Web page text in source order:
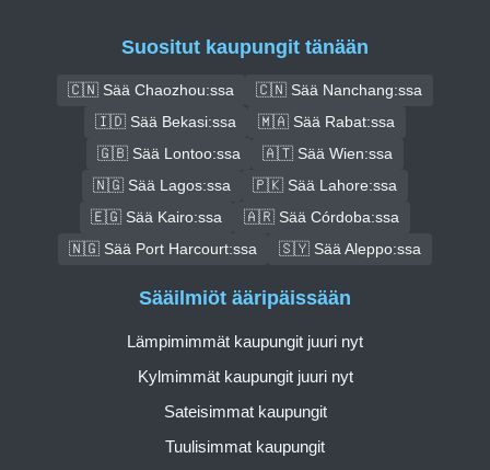
Suositut kaupungit tänään
🇨🇳 Sää Chaozhou:ssa
🇨🇳 Sää Nanchang:ssa
🇮🇩 Sää Bekasi:ssa
🇲🇦 Sää Rabat:ssa
🇬🇧 Sää Lontoo:ssa
🇦🇹 Sää Wien:ssa
🇳🇬 Sää Lagos:ssa
🇵🇰 Sää Lahore:ssa
🇪🇬 Sää Kairo:ssa
🇦🇷 Sää Córdoba:ssa
🇳🇬 Sää Port Harcourt:ssa
🇸🇾 Sää Aleppo:ssa
Sääilmiöt ääripäissään
Lämpimimmät kaupungit juuri nyt
Kylmimmät kaupungit juuri nyt
Sateisimmat kaupungit
Tuulisimmat kaupungit